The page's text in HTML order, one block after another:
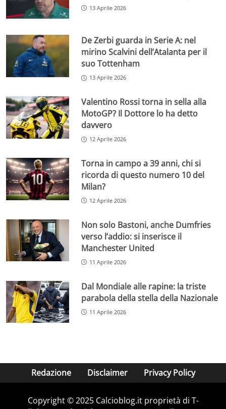
13 Aprile 2026
De Zerbi guarda in Serie A: nel
mirino Scalvini dell’Atalanta per il
suo Tottenham
13 Aprile 2026
Valentino Rossi torna in sella alla
MotoGP? Il Dottore lo ha detto
davvero
12 Aprile 2026
Torna in campo a 39 anni, chi si
ricorda di questo numero 10 del
Milan?
12 Aprile 2026
Non solo Bastoni, anche Dumfries
verso l’addio: si inserisce il
Manchester United
11 Aprile 2026
Dal Mondiale alle rapine: la triste
parabola della stella della Nazionale
11 Aprile 2026
Redazione Disclaimer Privacy Policy
Copyright © 2025 Calcioblog.it proprietà di T-